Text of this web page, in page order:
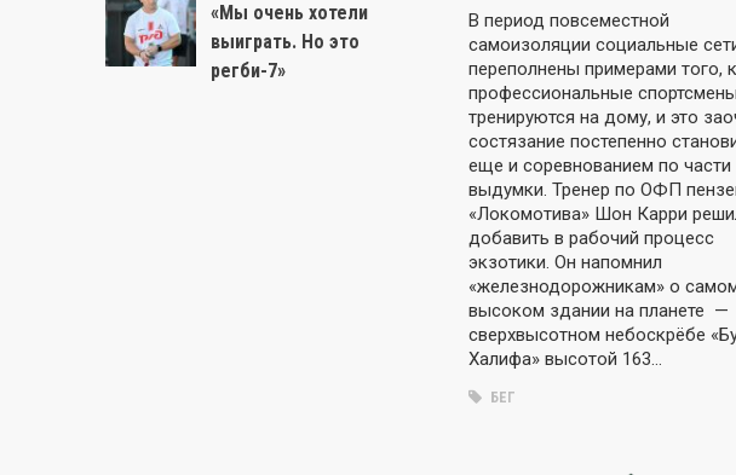
В период повсеместной
самоизоляции социальные
переполнены примерами того,
профессиональные спортсмены
тренируются на дому, и это
состязание постепенно
еще и соревнованием по части
выдумки. Тренер по ОФП
«Локомотива» Шон Карри
добавить в рабочий процесс
экзотики. Он напомнил
«железнодорожникам» о
высоком здании на планете —
сверхвысотном небоскрёбе
Халифа» высотой 163…
БЕГ
«Мы очень хотели
выиграть. Но это
регби-7»